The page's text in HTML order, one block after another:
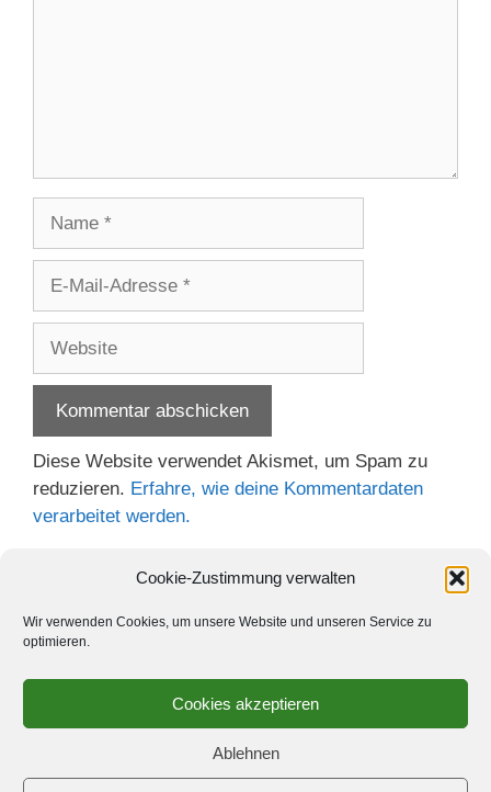
Cookie-Zustimmung verwalten
Wir verwenden Cookies, um unsere Website und unseren Service zu
optimieren.
Cookies akzeptieren
Ablehnen
Adresse
Diese Website verwendet Akismet, um Spam zu
reduzieren. Erfahre, wie deine Kommentardaten
verarbeitet werden.